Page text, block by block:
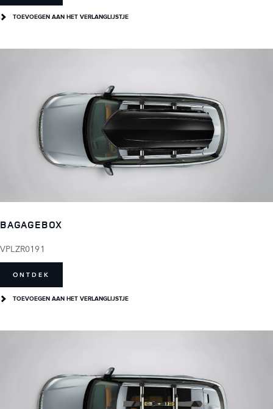
TOEVOEGEN AAN HET VERLANGLIJSTJE
BAGAGEBOX
VPLZR0191
ONTDEK
TOEVOEGEN AAN HET VERLANGLIJSTJE